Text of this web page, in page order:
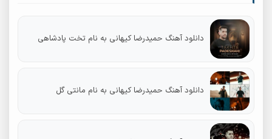
دانلود آهنگ حمیدرضا کیهانی به نام تخت پادشاهی
دانلود آهنگ حمیدرضا کیهانی به نام مانتی گل